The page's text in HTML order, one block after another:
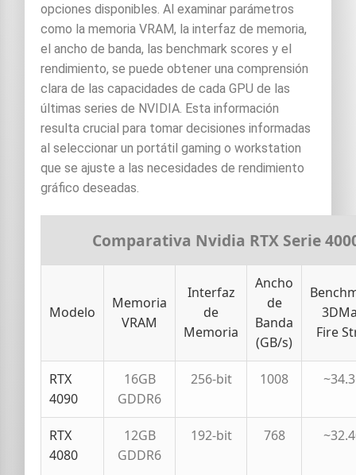
opciones disponibles. Al examinar parámetros
como la memoria VRAM, la interfaz de memoria,
el ancho de banda, las benchmark scores y el
rendimiento, se puede obtener una comprensión
clara de las capacidades de cada GPU de las
últimas series de NVIDIA. Esta información
resulta crucial para tomar decisiones informadas
al seleccionar un portátil gaming o workstation
que se ajuste a las necesidades de rendimiento
gráfico deseadas.
Comparativa Nvidia RTX Serie
Modelo
Memoria
VRAM
Interfaz
de
Memoria
Ancho
de
Banda
(GB/s)
Fire
RTX
4090
16GB
GDDR6
256-bit 1008
RTX
4080
12GB
GDDR6
192-bit 768